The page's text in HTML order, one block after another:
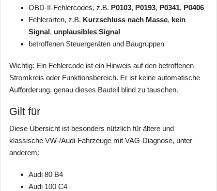
OBD-II-Fehlercodes, z.B. P0103, P0193, P0341, P0406
Fehlerarten, z.B. Kurzschluss nach Masse, kein
Signal, unplausibles Signal
betroffenen Steuergeräten und Baugruppen
Wichtig: Ein Fehlercode ist ein Hinweis auf den betroffenen
Stromkreis oder Funktionsbereich. Er ist keine automatische
Aufforderung, genau dieses Bauteil blind zu tauschen.
Gilt für
Diese Übersicht ist besonders nützlich für ältere und
klassische VW-/Audi-Fahrzeuge mit VAG-Diagnose, unter
anderem:
Audi 80 B4
Audi 100 C4